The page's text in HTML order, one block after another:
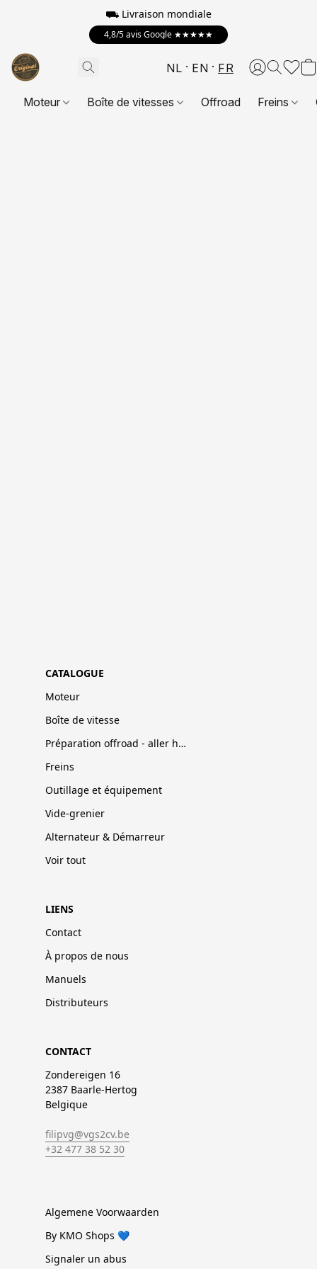
⛟ Livraison mondiale
4,8/5 avis Google ★★★★★
NL EN FR
Moteur Boîte de vitesses Offroad Freins
CATALOGUE
Moteur
Boîte de vitesse
Préparation offroad - aller hors-pistes
Freins
Outillage et équipement
Vide-grenier
Alternateur & Démarreur
Voir tout
LIENS
Contact
À propos de nous
Manuels
Distributeurs
CONTACT
Zondereigen 16
2387 Baarle-Hertog
Belgique
filipvg@vgs2cv.be
+32 477 38 52 30
Algemene Voorwaarden
By KMO Shops 💙
Signaler un abus